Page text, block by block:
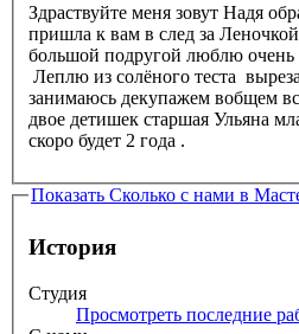
Здраствуйте меня зовут Надя
пришла к вам в след за
большой подругой люблю очень
Леплю из солёного теста
занимаюсь декупажем вобщем
двое детишек старшая Ульяна
скоро будет 2 года .
Показать Сколько с нами в
История
Студия
Просмотреть последние